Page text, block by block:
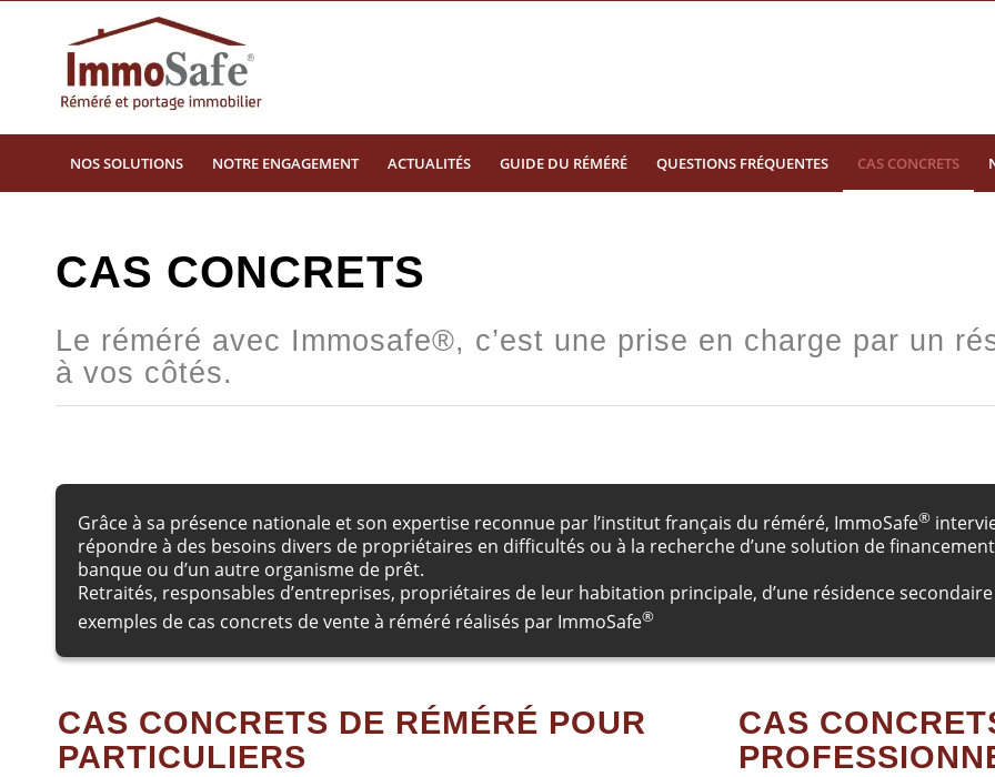
NOS SOLUTIONS NOTRE ENGAGEMENT ACTUALITÉS GUIDE DU RÉMÉRÉ QUESTIONS FRÉQUENTES CAS CONCRETS
CAS CONCRETS
Le réméré avec Immosafe®, c’est une prise en charge par un
à vos côtés.
Grâce à sa présence nationale et son expertise reconnue par l’institut français du réméré, ImmoSafe®
répondre à des besoins divers de propriétaires en difficultés ou à la recherche d’une solution de
banque ou d’un autre organisme de prêt.
Retraités, responsables d’entreprises, propriétaires de leur habitation principale, d’une résidence
exemples de cas concrets de vente à réméré réalisés par ImmoSafe®
CAS CONCRETS DE RÉMÉRÉ POUR
PARTICULIERS
CAS